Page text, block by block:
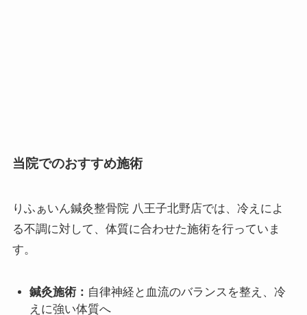
当院でのおすすめ施術
りふぁいん鍼灸整骨院 八王子北野店では、冷えによ
る不調に対して、体質に合わせた施術を行っていま
す。
鍼灸施術： 自律神経と血流のバランスを整え、冷
えに強い体質へ